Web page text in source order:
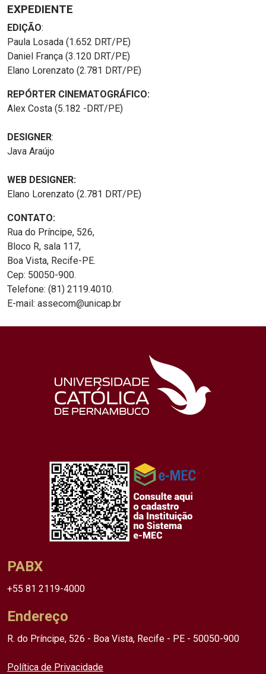
EXPEDIENTE
EDIÇÃO:
Paula Losada (1.652 DRT/PE)
Daniel França (3.120 DRT/PE)
Elano Lorenzato (2.781 DRT/PE)
REPÓRTER CINEMATOGRÁFICO:
Alex Costa (5.182 -DRT/PE)
DESIGNER:
Java Araújo
WEB DESIGNER:
Elano Lorenzato (2.781 DRT/PE)
CONTATO:
Rua do Príncipe, 526,
Bloco R, sala 117,
Boa Vista, Recife-PE.
Cep: 50050-900.
Telefone: (81) 2119.4010.
E-mail: assecom@unicap.br
PABX
+55 81 2119-4000
Endereço
R. do Príncipe, 526 - Boa Vista, Recife - PE - 50050-900
Política de Privacidade